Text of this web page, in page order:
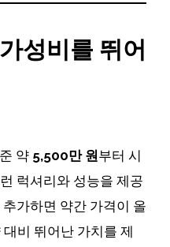
성비를 뛰어
약 5,500만 원부터 시
럭셔리와 성능을 제공
가하면 약간 가격이 올
비 뛰어난 가치를 제